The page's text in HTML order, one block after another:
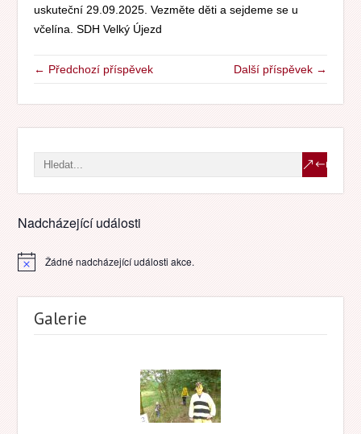
uskuteční 29.09.2025. Vezměte děti a sejdeme se u
včelína. SDH Velký Újezd
← Předchozí příspěvek Další příspěvek →
Nadcházející události
NoticeŽádné nadcházející události akce.
Galerie